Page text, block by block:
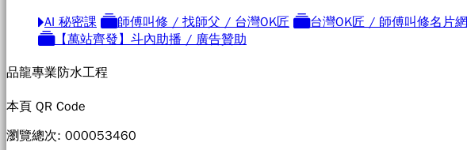
AI 秘密課 師傅叫修 / 找師父 / 台灣OK匠 台灣OK匠 / 師傅叫修名片網
【萬站齊發】斗內助播 / 廣告贊助
品龍專業防水工程
本頁 QR Code
瀏覽總次: 000053460